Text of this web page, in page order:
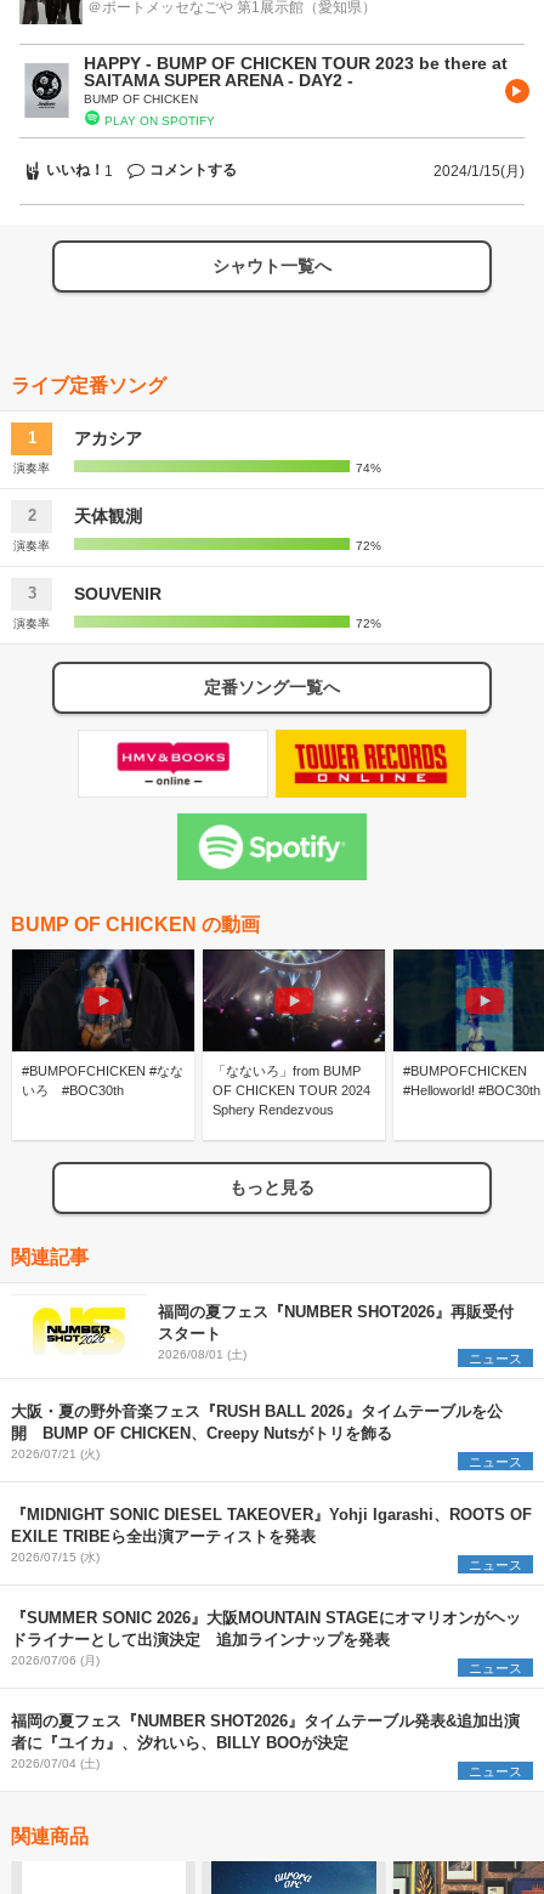
けども。その後にrayの《生きるのは最高だ》を持ってくるって…。
このセトリ順だからこそrayのこの歌詞に意味が生まれるのではない
かなと。rayの後のMCが涙腺崩壊もので。「「生きるのは最高だ」と
か、「生まれてきてよかった」とか簡単に言えるもんじゃないのはわ
かってる。でも、こんなに素敵な夜を、素敵な時間を、一緒に過ごし
た。少なくとも、今、生まれてきて良かった、「生きるのは最高だ」
は最高だ」って言えるよ。 M16.窓の中から やっぱりこのツアーの中
ンコールかあという気持ちで情緒がぐちゃぐちゃで。 そのままEN2.
ガラスのブルース 《生まれてきた事"が"意味"に"なるのさ》っていう
歌詞変えがめちやくちゃ刺さりました。 WEN.花の名 TOUR 2019
論今までのLIVEもめちゃくちゃ良かったんですけど、今回のツアー
は何か特別な、まるでaaTourからのこの5年間を総括するような、自
走お疲れ様でした。 次のライブで待ち合わせする日まで。
＠ポートメッセなごや 第1展示館（愛知県）
HAPPY - BUMP OF CHICKEN TOUR 2023 be there at
SAITAMA SUPER ARENA - DAY2 -
BUMP OF CHICKEN
PLAY ON SPOTIFY
いいね！ 1 コメントする 2024/1/15(月)
シャウト一覧へ
ライブ定番ソング
1 アカシア
演奏率 74%
2 天体観測
演奏率 72%
3 SOUVENIR
演奏率 72%
定番ソング一覧へ
BUMP OF CHICKEN の動画
#BUMPOFCHICKEN #なな
いろ #BOC30th
「なないろ」from BUMP
OF CHICKEN TOUR 2024
Sphery Rendezvous
#BUMPOFCHICKEN
#Helloworld! #BOC30th
もっと見る
関連記事
福岡の夏フェス『NUMBER SHOT2026』再販受付
スタート
2026/08/01 (土) ニュース
大阪・夏の野外音楽フェス『RUSH BALL 2026』タイムテーブルを公
開 BUMP OF CHICKEN、Creepy Nutsがトリを飾る
2026/07/21 (火) ニュース
『MIDNIGHT SONIC DIESEL TAKEOVER』Yohji Igarashi、ROOTS OF
EXILE TRIBEら全出演アーティストを発表
2026/07/15 (水) ニュース
『SUMMER SONIC 2026』大阪MOUNTAIN STAGEにオマリオンがヘッ
ドライナーとして出演決定 追加ラインナップを発表
2026/07/06 (月) ニュース
福岡の夏フェス『NUMBER SHOT2026』タイムテーブル発表&追加出演
者に『ユイカ』、汐れいら、BILLY BOOが決定
2026/07/04 (土) ニュース
関連商品